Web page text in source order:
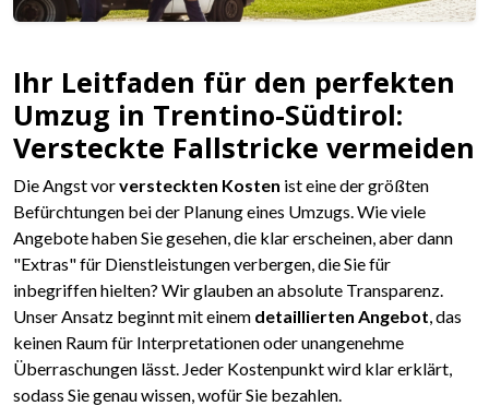
Ihr Leitfaden für den perfekten
Umzug in Trentino-Südtirol:
Versteckte Fallstricke vermeiden
Die Angst vorversteckten Kosten ist eine der größten
Befürchtungen bei der Planung eines Umzugs. Wie viele
Angebote haben Sie gesehen, die klar erscheinen, aber dann
"Extras" für Dienstleistungen verbergen, die Sie für
inbegriffen hielten? Wir glauben an absolute Transparenz.
Unser Ansatz beginnt mit einem detaillierten Angebot , das
keinen Raum für Interpretationen oder unangenehme
Überraschungen lässt. Jeder Kostenpunkt wird klar erklärt,
sodass Sie genau wissen, wofür Sie bezahlen.